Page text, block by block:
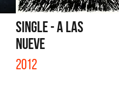
SINGLE - A LAS
NUEVE
2012